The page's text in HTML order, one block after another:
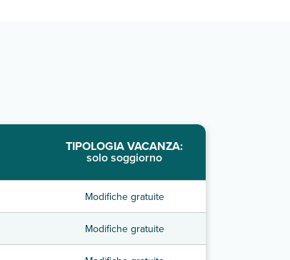
TIPOLOGIA VACANZA:
solo soggiorno
Modifiche gratuite
Modifiche gratuite